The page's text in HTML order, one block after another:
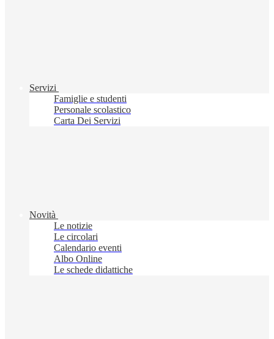
Servizi
Famiglie e studenti
Personale scolastico
Carta Dei Servizi
Novità
Le notizie
Le circolari
Calendario eventi
Albo Online
Le schede didattiche